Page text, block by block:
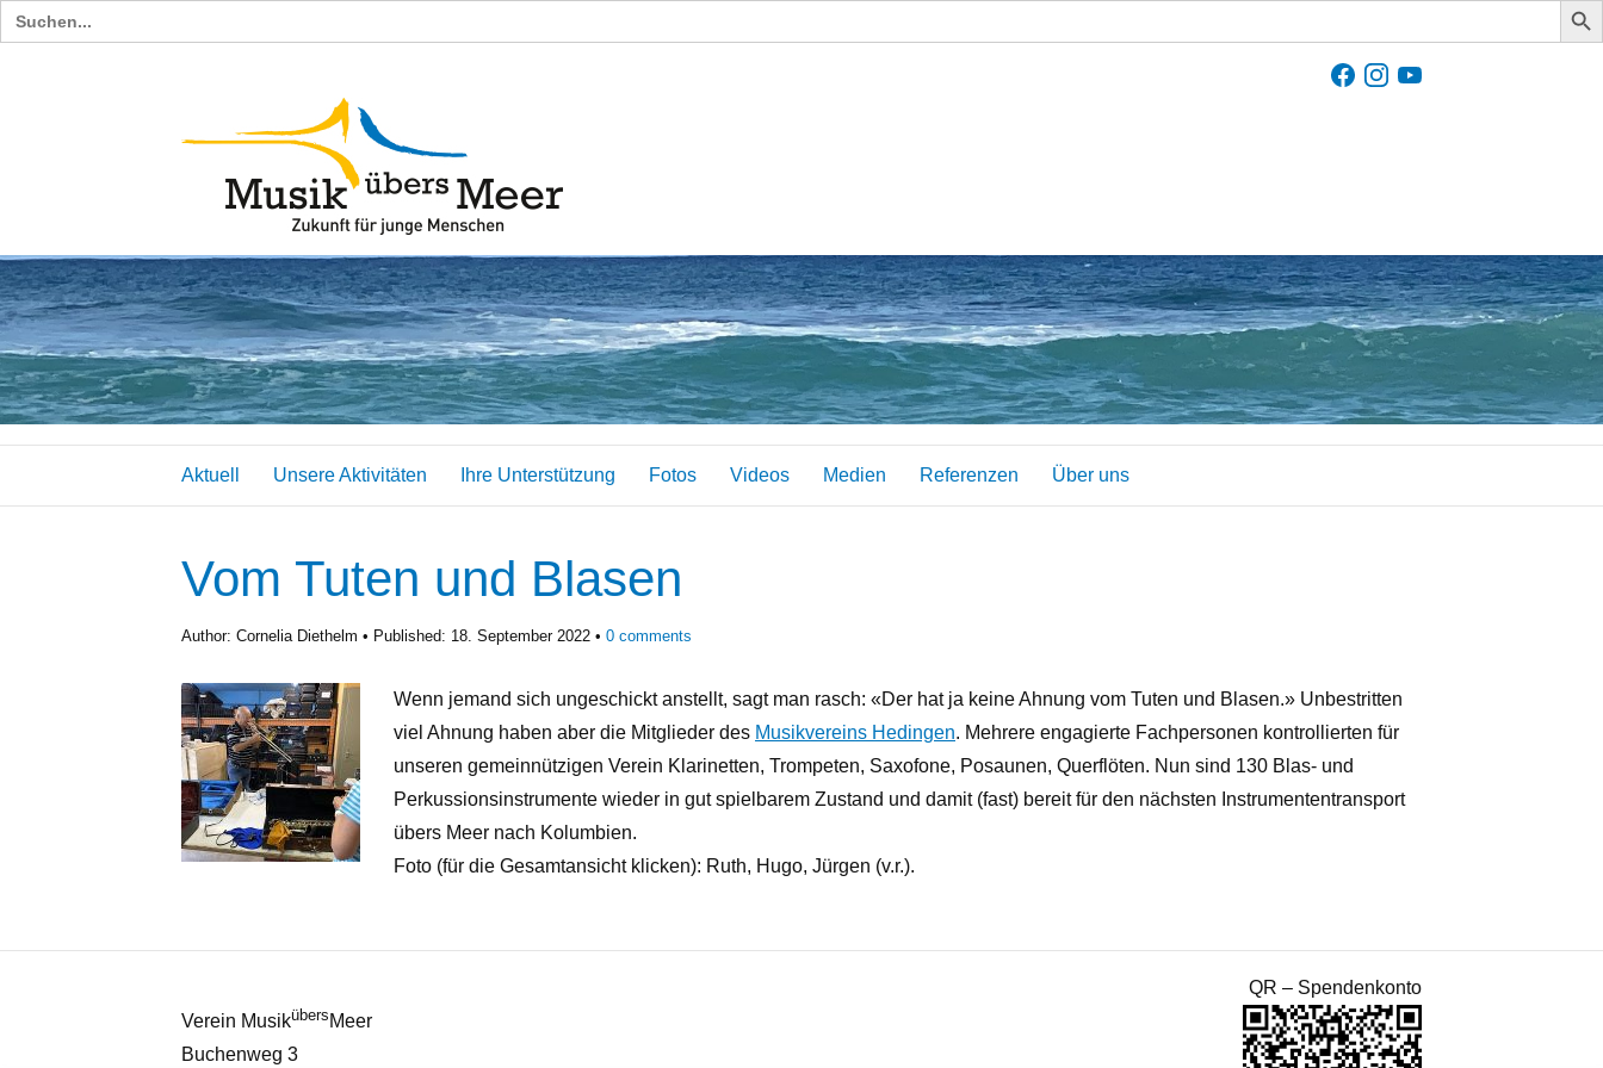
Search
for:
Aktuell Unsere Aktivitäten Ihre Unterstützung Fotos Videos Medien Referenzen Über uns
Vom Tuten und Blasen
Author: Cornelia Diethelm Published: 18. September 2022 0 comments
Wenn jemand sich ungeschickt anstellt, sagt man rasch: «Der hat ja keine Ahnung vom Tuten und Blasen.» Unbestritten
viel Ahnung haben aber die Mitglieder des Musikvereins Hedingen. Mehrere engagierte Fachpersonen kontrollierten für
unseren gemeinnützigen Verein Klarinetten, Trompeten, Saxofone, Posaunen, Querflöten. Nun sind 130 Blas- und
Perkussionsinstrumente wieder in gut spielbarem Zustand und damit (fast) bereit für den nächsten Instrumententransport
übers Meer nach Kolumbien.
Foto (für die Gesamtansicht klicken): Ruth, Hugo, Jürgen (v.r.).
QR – Spendenkonto
Verein Musikübers Meer
Buchenweg 3